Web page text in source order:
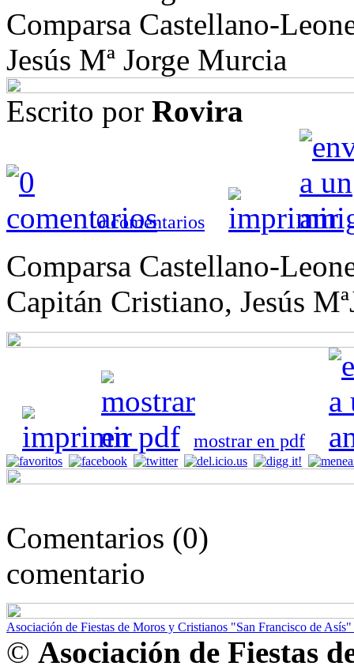
Comparsa Castellano-
Jesús Mª Jorge Murcia
Escrito por Rovira
0comentarios
Comparsa Castellano-
Capitán Cristiano, Jesús
mostrar en pdf
Comentarios (0)
comentario
Asociación de Fiestas de Moros y Cristianos "San Francisco de
© Asociación de Fiestas